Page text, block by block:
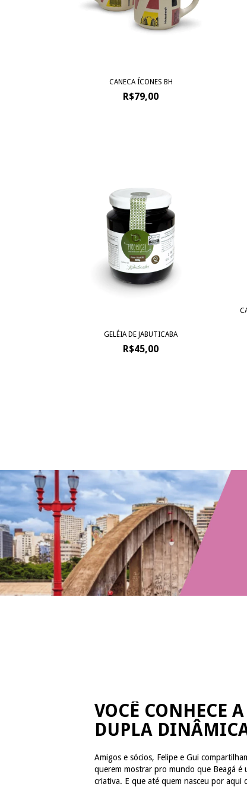
CANECA ÍCONES BH
R$79,00
GELÉIA DE JABUTICABA
R$45,00
VOCÊ CONHECE
DUPLA
Amigos e sócios, Felipe e Gui
querem mostrar pro mundo que Beagá é
criativa. E que até quem nasceu por aqui